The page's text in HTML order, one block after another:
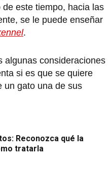
este tiempo, hacia las
se le puede enseñar
.
algunas consideraciones
si es que se quiere
un gato una de sus
Reconozca qué la
tratarla